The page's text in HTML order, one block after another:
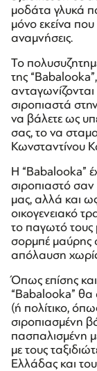
μοδάτα γλυκά
μόνο εκείνα που
αναμνήσεις.
Το
της
σιροπιαστά
να βάλετε ως
σας, το να
Κωνσταντίνου
Η “Babalooka”
σιροπιαστό
μας, αλλά και
οικογενειακό
το παγωτό τους
σορμπέ μαύρης
απόλαυση χωρίς
Όπως επίσης
“Babalooka” θα
(ή πολίτικο,
σιροπιασμένη
πασπαλισμένη
με τους
Ελλάδας και